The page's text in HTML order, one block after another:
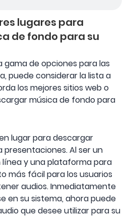
lugares para
de fondo para su
gama de opciones para las
puede considerar la lista a
los mejores sitios web o
música de fondo para
lugar para descargar
Al ser un
línea y una plataforma para
más fácil para los usuarios
audios. Inmediatamente
en su sistema, ahora puede
que desee utilizar para su